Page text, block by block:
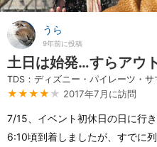
うら
9年前に投稿
土日は始発…すらアウ
TDS：ディズニー・パイレーツ・サ
★★★★ ★ 2017年7月に訪問
7/15、イベント初休日の日に行き
6:10頃到着しましたが、すでに